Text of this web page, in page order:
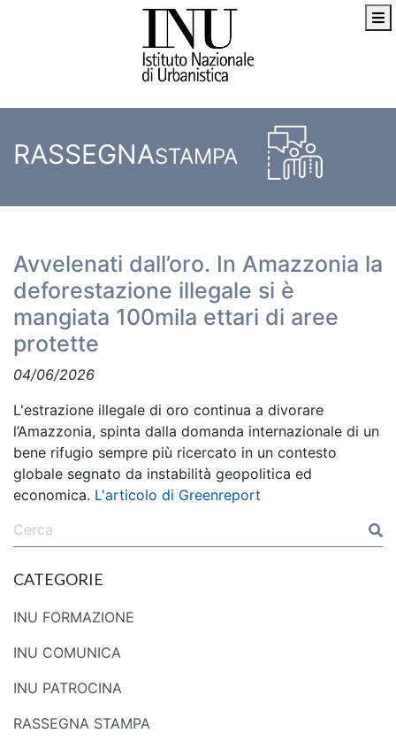
RASSEGNASTAMPA
Avvelenati dall’oro. In Amazzonia la
deforestazione illegale si è
mangiata 100mila ettari di aree
protette
04/06/2026
L'estrazione illegale di oro continua a divorare
l’Amazzonia, spinta dalla domanda internazionale di un
bene rifugio sempre più ricercato in un contesto
globale segnato da instabilità geopolitica ed
economica. L'articolo di Greenreport
CATEGORIE
INU FORMAZIONE
INU COMUNICA
INU PATROCINA
RASSEGNA STAMPA